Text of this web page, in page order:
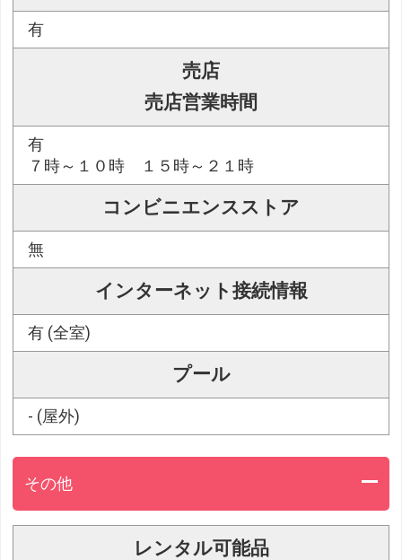
有
売店
売店営業時間
有
７時～１０時 １５時～２１時
コンビニエンスストア
無
インターネット接続情報
有 (全室)
プール
- (屋外)
その他
レンタル可能品